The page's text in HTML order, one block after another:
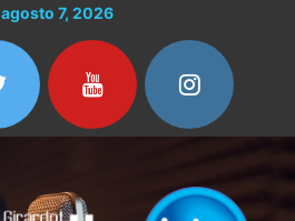
agosto 7, 2026